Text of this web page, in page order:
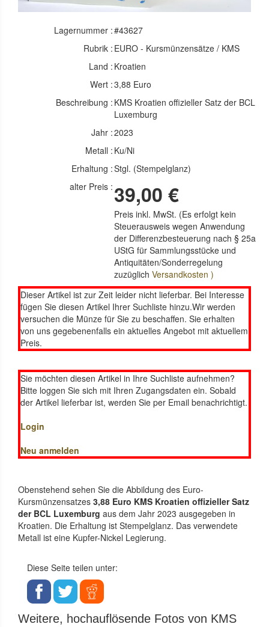
Lagernummer :#43627
Rubrik : EURO - Kursmünzensätze / KMS
Land : Kroatien
Wert :3,88 Euro
Beschreibung : KMS Kroatien offizieller Satz der BCL
Luxemburg
Jahr :2023
Metall : Ku/Ni
Erhaltung :Stgl. (Stempelglanz)
alter Preis : 39,00 €
Preis inkl. MwSt. (Es erfolgt kein
Steuerausweis wegen Anwendung
der Differenzbesteuerung nach § 25a
UStG für Sammlungsstücke und
Antiquitäten/Sonderregelung
zuzüglichVersandkosten )
Dieser Artikel ist zur Zeit leider nicht lieferbar. Bei Interesse
fügen Sie diesen Artikel Ihrer Suchliste hinzu.Wir werden
versuchen die Münze für Sie zu beschaffen. Sie erhalten
von uns gegebenenfalls ein aktuelles Angebot mit aktuellem
Preis.
Sie möchten diesen Artikel in Ihre Suchliste aufnehmen?
Bitte loggen Sie sich mit Ihren Zugangsdaten ein. Sobald
der Artikel lieferbar ist, werden Sie per Email benachrichtigt.
Login
Neu anmelden
Obenstehend sehen Sie die Abbildung des Euro-
Kursmünzensatzes 3,88 Euro KMS Kroatien offizieller Satz
der BCL Luxemburg aus dem Jahr 2023 ausgegeben in
Kroatien. Die Erhaltung ist Stempelglanz. Das verwendete
Metall ist eine Kupfer-Nickel Legierung.
Diese Seite teilen unter:
Weitere, hochauflösende Fotos von KMS